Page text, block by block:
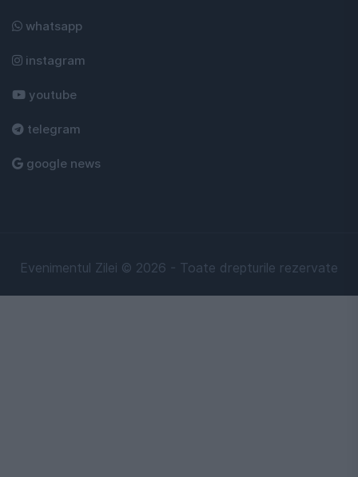
whatsapp
instagram
youtube
telegram
google news
Evenimentul Zilei © 2026 - Toate drepturile rezervate